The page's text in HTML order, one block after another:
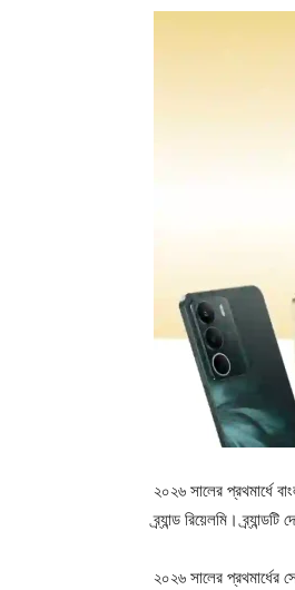
২০২৬ সালের প্রথমার্ধে
ব্র্যান্ড রিয়েলমি।
২০২৬ সালের প্রথমার্ধের